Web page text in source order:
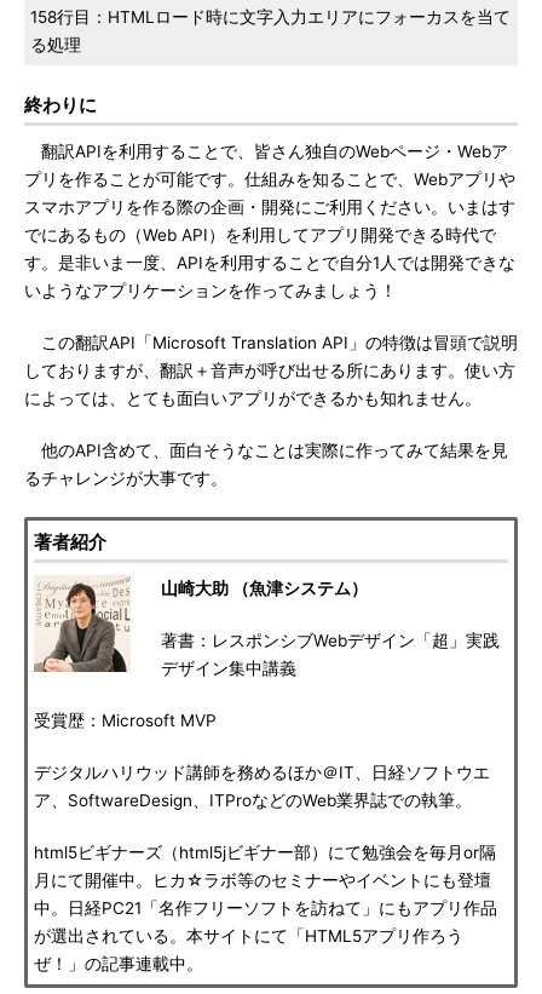
158行目：HTMLロード時に文字入力エリアにフォーカスを当て
る処理
終わりに
翻訳APIを利用することで、皆さん独自のWebページ・Webア
プリを作ることが可能です。仕組みを知ることで、Webアプリや
スマホアプリを作る際の企画・開発にご利用ください。いまはす
でにあるもの（Web API）を利用してアプリ開発できる時代で
す。是非いま一度、APIを利用することで自分1人では開発できな
いようなアプリケーションを作ってみましょう！
この翻訳API「Microsoft Translation API」の特徴は冒頭で説明
しておりますが、翻訳＋音声が呼び出せる所にあります。使い方
によっては、とても面白いアプリができるかも知れません。
他のAPI含めて、面白そうなことは実際に作ってみて結果を見
るチャレンジが大事です。
著者紹介
山崎大助 （魚津システム）
著書：レスポンシブWebデザイン「超」実践
デザイン集中講義
受賞歴：Microsoft MVP
デジタルハリウッド講師を務めるほか＠IT、日経ソフトウエ
ア、SoftwareDesign、ITProなどのWeb業界誌での執筆。
html5ビギナーズ（html5jビギナー部）にて勉強会を毎月or隔
月にて開催中。ヒカ☆ラボ等のセミナーやイベントにも登壇
中。日経PC21「名作フリーソフトを訪ねて」にもアプリ作品
が選出されている。本サイトにて「HTML5アプリ作ろう
ぜ！」の記事連載中。